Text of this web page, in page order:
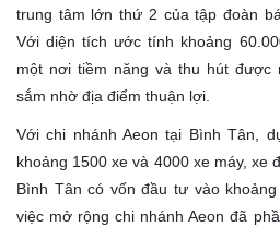
trung tâm lớn thứ 2 của tập đoàn
Với diện tích ước tính khoảng
một nơi tiềm năng và thu hút được
sắm nhờ địa điểm thuận lợi.
Với chi nhánh Aeon tại Bình Tân,
khoảng 1500 xe và 4000 xe máy, xe
Bình Tân có vốn đầu tư vào
việc mở rộng chi nhánh Aeon đã